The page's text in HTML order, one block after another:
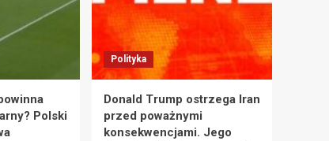
Polski
Polityka
Donald Trump ostrzega Iran
przed poważnymi
konsekwencjami. Jego